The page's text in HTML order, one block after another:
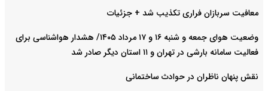
معافیت سربازان فراری تکذیب شد + جزئیات
وضعیت هوای جمعه و شنبه ۱۶ و ۱۷ مرداد ۱۴۰۵/ هشدار هواشناسی برای
فعالیت سامانه بارشی در تهران و ۱۱ استان دیگر صادر شد
نقش پنهان ناظران در حوادث ساختمانی